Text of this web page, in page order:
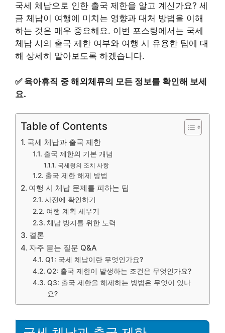
국세 체납으로 인한 출국 제한을 알고 계신가요? 세
금 체납이 여행에 미치는 영향과 대처 방법을 이해
하는 것은 매우 중요해요. 이번 포스팅에서는 국세
체납 시의 출국 제한 여부와 여행 시 유용한 팁에 대
해 상세히 알아보도록 하겠습니다.
✅ 육아휴직 중 해외체류의 모든 정보를 확인해 보세
요.
Table of Contents
국세 체납과 출국 제한
출국 제한의 기본 개념
국세청의 조치 사항
출국 제한 해제 방법
여행 시 체납 문제를 피하는 팁
사전에 확인하기
여행 계획 세우기
체납 방지를 위한 노력
결론
자주 묻는 질문 Q&A
Q1: 국세 체납이란 무엇인가요?
Q2: 출국 제한이 발생하는 조건은 무엇인가요?
Q3: 출국 제한을 해제하는 방법은 무엇이 있나
요?